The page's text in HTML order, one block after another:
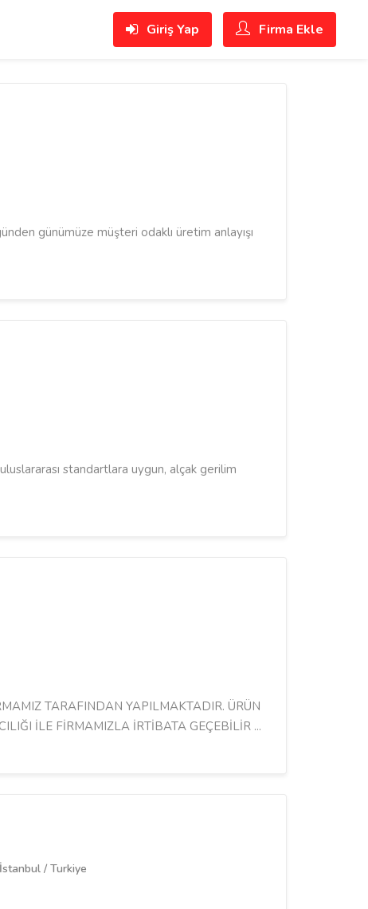
Giriş Yap Firma Ekle
günümüze müşteri odaklı üretim anlayışı
standartlara uygun, alçak gerilim
TARAFINDAN YAPILMAKTADIR. ÜRÜN
İLE FİRMAMIZLA İRTİBATA GEÇEBİLİR ...
/ Turkiye